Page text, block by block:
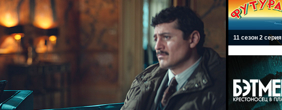
11 сезон 2 серия